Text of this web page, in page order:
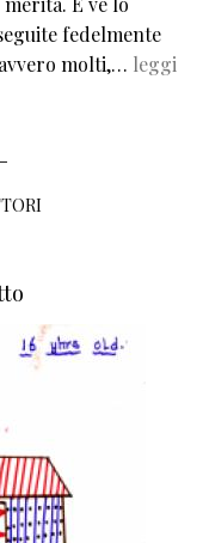
fedelmente
molti,… leggi